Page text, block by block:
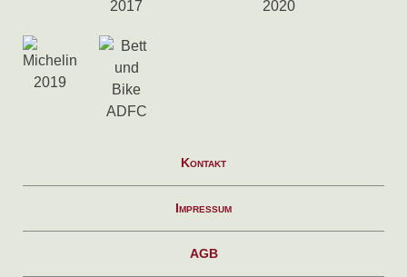
Kontakt
Impressum
AGB